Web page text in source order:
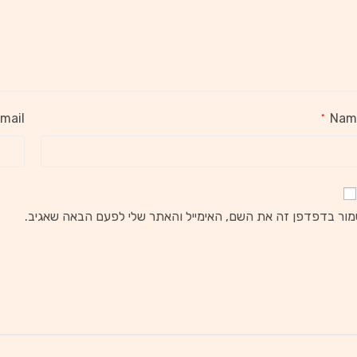
*
בדפדפן זה את השם, האימייל והאתר שלי לפעם הבאה שאגיב.